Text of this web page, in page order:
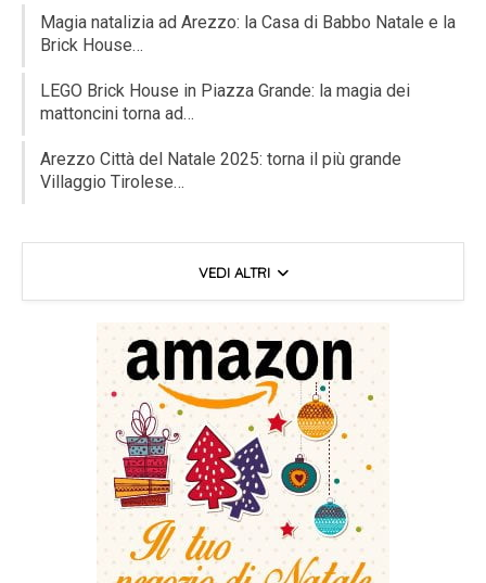
Magia natalizia ad Arezzo: la Casa di Babbo Natale e la
Brick House…
LEGO Brick House in Piazza Grande: la magia dei
mattoncini torna ad…
Arezzo Città del Natale 2025: torna il più grande
Villaggio Tirolese…
VEDI ALTRI